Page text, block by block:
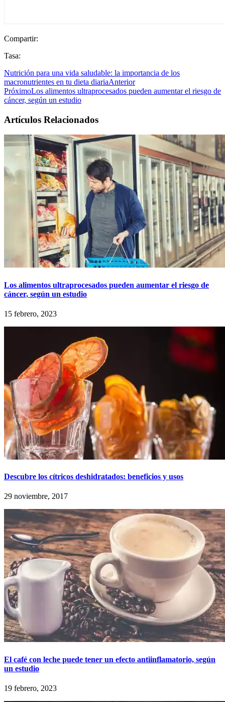
Compartir:
Tasa:
Nutrición para una vida saludable: la importancia de los
macronutrientes en tu dieta diariaAnterior
PróximoLos alimentos ultraprocesados ​​pueden aumentar el riesgo de
cáncer, según un estudio
Artículos Relacionados
Los alimentos ultraprocesados ​​pueden aumentar el riesgo de
cáncer, según un estudio
15 febrero, 2023
Descubre los cítricos deshidratados: beneficios y usos
29 noviembre, 2017
El café con leche puede tener un efecto antiinflamatorio, según
un estudio
19 febrero, 2023